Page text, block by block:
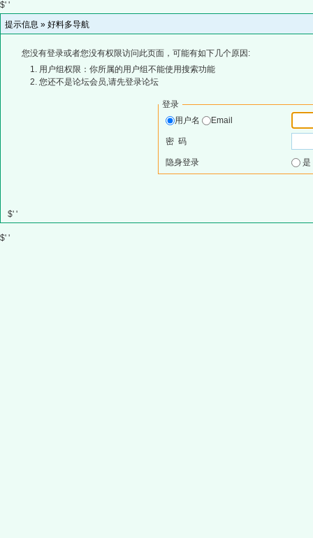
$' '
提示信息 » 好料多导航
您没有登录或者您没有权限访问此页面，可能有如下几个原因:
用户组权限：你所属的用户组不能使用搜索功能
您还不是论坛会员,请先登录论坛
登录
用户名
Email
密 码
隐身登录
$' '
$' '